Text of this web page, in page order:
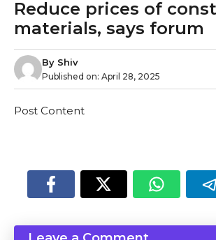
Reduce prices of
materials, says forum
By Shiv
Published on: April 28, 2025
Post Content